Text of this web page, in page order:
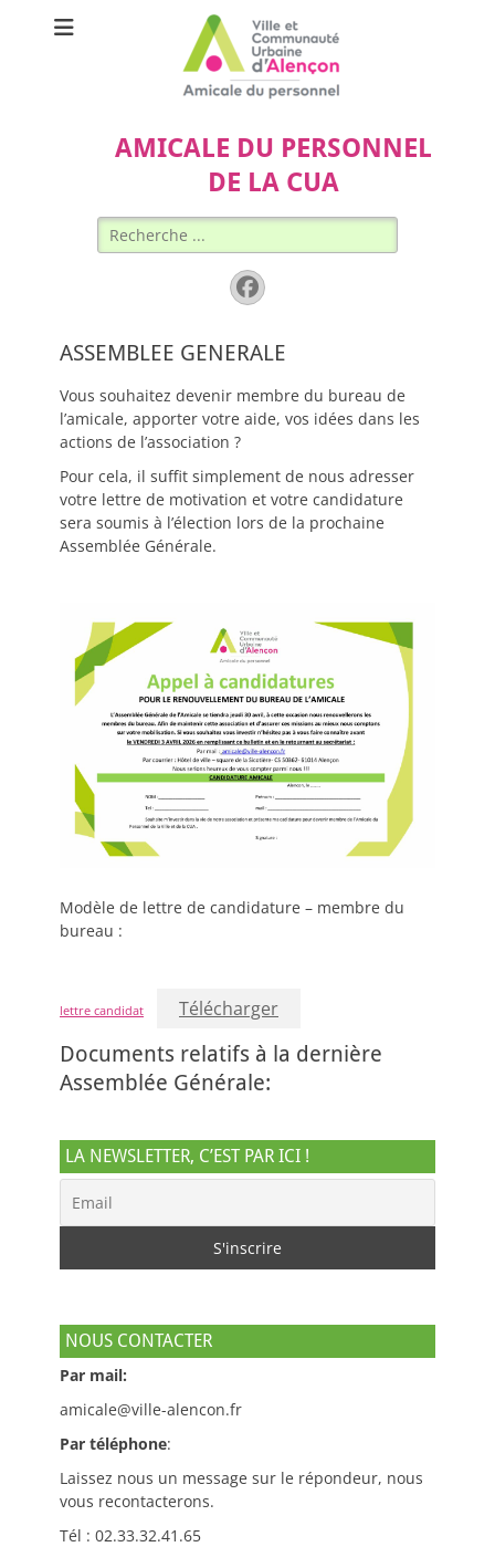
AMICALE DU PERSONNEL
DE LA CUA
Rechercher :
Facebook
ASSEMBLEE GENERALE
Vous souhaitez devenir membre du bureau de
l’amicale, apporter votre aide, vos idées dans les
actions de l’association ?
Pour cela, il suffit simplement de nous adresser
votre lettre de motivation et votre candidature
sera soumis à l’élection lors de la prochaine
Assemblée Générale.
Modèle de lettre de candidature – membre du
bureau :
lettre candidat Télécharger
Documents relatifs à la dernière
Assemblée Générale:
LA NEWSLETTER, C’EST PAR ICI !
NOUS CONTACTER
Par mail:
amicale@ville-alencon.fr
Par téléphone:
Laissez nous un message sur le répondeur, nous
vous recontacterons.
Tél : 02.33.32.41.65